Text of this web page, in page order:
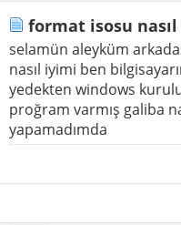
format isosu
selamün aleyküm
nasıl iyimi ben
yedekten windows
proğram varmış galiba
yapamadımda